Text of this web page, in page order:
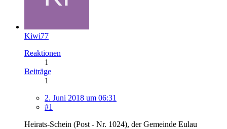
Kiwi77
Reaktionen
1
Beiträge
1
2. Juni 2018 um 06:31
#1
Heirats-Schein (Post - Nr. 1024), der Gemeinde Eulau